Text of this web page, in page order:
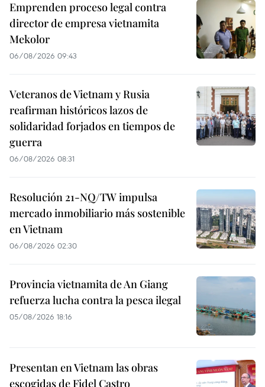
Emprenden proceso legal contra
director de empresa vietnamita
Mekolor
06/08/2026 09:43
Veteranos de Vietnam y Rusia
reafirman históricos lazos de
solidaridad forjados en tiempos de
guerra
06/08/2026 08:31
Resolución 21-NQ/TW impulsa
mercado inmobiliario más sostenible
en Vietnam
06/08/2026 02:30
Provincia vietnamita de An Giang
refuerza lucha contra la pesca ilegal
05/08/2026 18:16
Presentan en Vietnam las obras
escogidas de Fidel Castro